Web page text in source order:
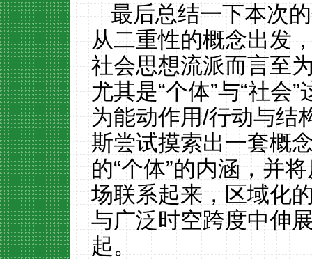
最后总结一下本次
从二重性的概念出发
社会思想流派而言至
尤其是“个体”与“社会
为能动作用/行动与结
斯尝试摸索出一套概
的“个体”的内涵，并
场联系起来，区域化
与广泛时空跨度中伸
起。